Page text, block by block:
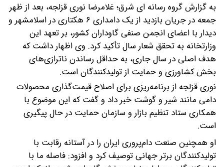
درصد افزایش می دهند
به گزارش گروه رسانه ای شرق؛ غلامرضا نوری قزلجه، بعد از ظهر
جمعه در جریان بازدید از یک دامداری ۶ هکتاری در اسلامشهر و
دیدار با اعضای انجمن صنفی گاوداران کشور، بر تعهد این
وزارتخانه به تحقق شعار سال تأکید کرد. وی اظهار داشت که
هدف اصلی در سال جاری، به حداقل رساندن ناترازی‌های
بخش کشاورزی و حمایت از تولیدکنندگان است.
نوری قزلجه از برنامه‌ریزی برای اصلاح قیمت‌گذاری محصولات
دامی مانند شیر و گوشت خبر داد و گفت که این موضوع با
همکاری ستاد تنظیم بازار و سازمان حمایت در حال پیگیری
است.
او همچنین صنعت دام‌پروری ایران را در آستانه رقابت با
تولیدکنندگان برتر جهانی توصیف کرد و افزود: فاصله ما با